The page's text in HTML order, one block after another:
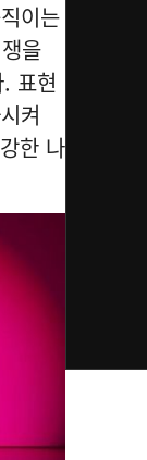
이는
을
표현
켜
한 나